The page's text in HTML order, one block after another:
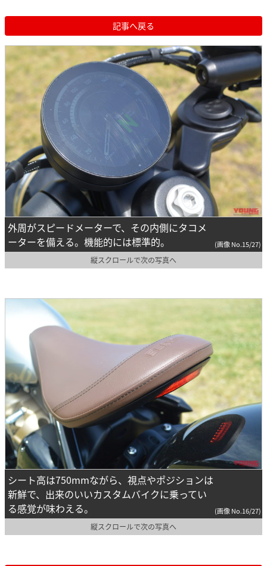
記事へ戻る
外周がスピードメーターで、その内側にタコメ
ーターを備える。機能的には標準的。
(画像 No.15/27)
縦スクロールで次の写真へ
シート高は750mmながら、視点やポジションは
新鮮で、出来のいいカスタムバイクに乗ってい
る感覚が味わえる。
(画像 No.16/27)
縦スクロールで次の写真へ